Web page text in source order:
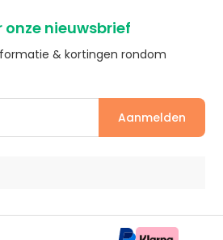
nieuwsbrief
& kortingen rondom